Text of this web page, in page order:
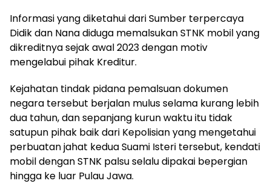
Informasi yang diketahui dari Sumber terpercaya
Didik dan Nana diduga memalsukan STNK mobil yang
dikreditnya sejak awal 2023 dengan motiv
mengelabui pihak Kreditur.
Kejahatan tindak pidana pemalsuan dokumen
negara tersebut berjalan mulus selama kurang lebih
dua tahun, dan sepanjang kurun waktu itu tidak
satupun pihak baik dari Kepolisian yang mengetahui
perbuatan jahat kedua Suami Isteri tersebut, kendati
mobil dengan STNK palsu selalu dipakai bepergian
hingga ke luar Pulau Jawa.